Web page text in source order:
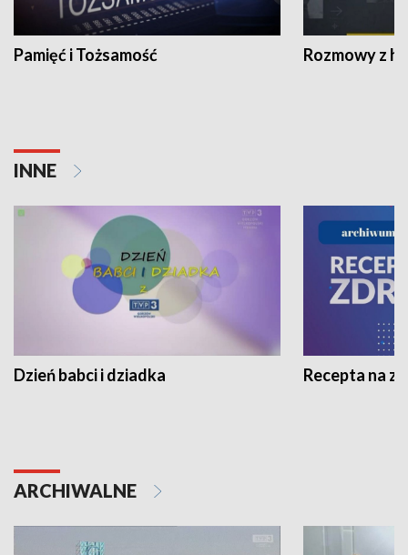
Pamięć i Tożsamość Rozmowy z
INNE
Dzień babci i dziadka Recepta na
ARCHIWALNE